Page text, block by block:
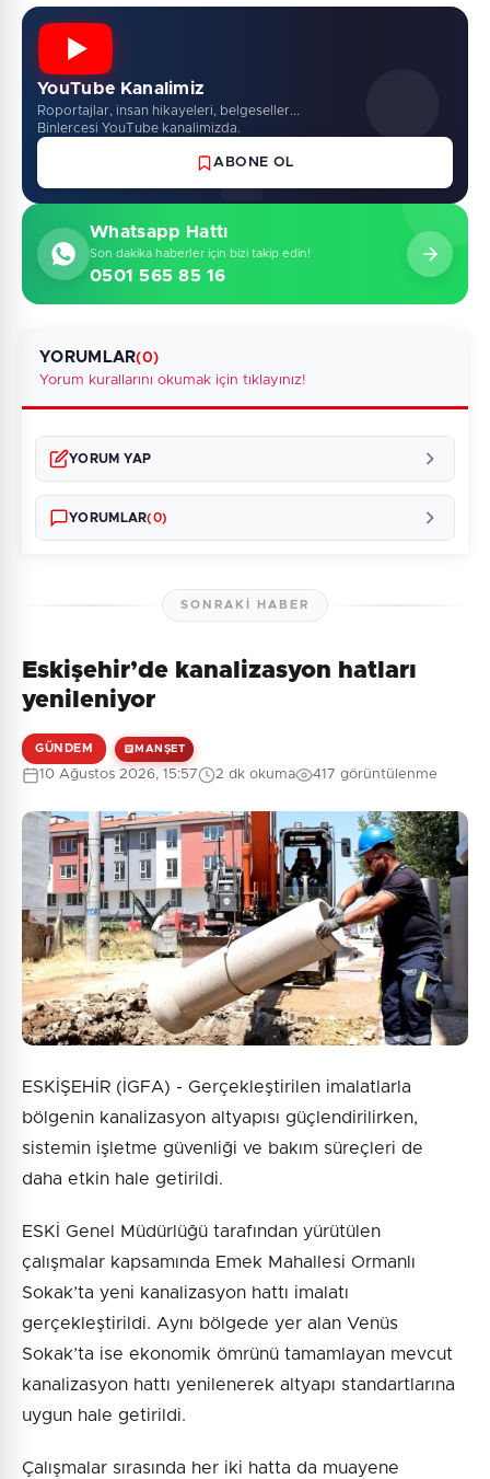
YouTube Kanalimiz
Roportajlar, insan hikayeleri, belgeseller...
Binlercesi YouTube kanalimizda.
ABONE OL
Whatsapp Hattı
Son dakika haberler için bizi takip edin!
0501 565 85 16
YORUMLAR(0)
Yorum kurallarını okumak için tıklayınız!
YORUM YAP
Güvenlik Sorusu:
3 + 4 = ?
Gönder
YORUMLAR(0)
Henüz yorum yapılmamış. İlk yorumu siz yapın!
SONRAKI HABER
Eskişehir’de kanalizasyon hatları
yenileniyor
GÜNDEM MANŞET
10 Ağustos 2026, 15:57 2 dk okuma 417 görüntülenme
ESKİŞEHİR (İGFA) - Gerçekleştirilen imalatlarla
bölgenin kanalizasyon altyapısı güçlendirilirken,
sistemin işletme güvenliği ve bakım süreçleri de
daha etkin hale getirildi.
ESKİ Genel Müdürlüğü tarafından yürütülen
çalışmalar kapsamında Emek Mahallesi Ormanlı
Sokak’ta yeni kanalizasyon hattı imalatı
gerçekleştirildi. Aynı bölgede yer alan Venüs
Sokak’ta ise ekonomik ömrünü tamamlayan mevcut
kanalizasyon hattı yenilenerek altyapı standartlarına
uygun hale getirildi.
Çalışmalar sırasında her iki hatta da muayene